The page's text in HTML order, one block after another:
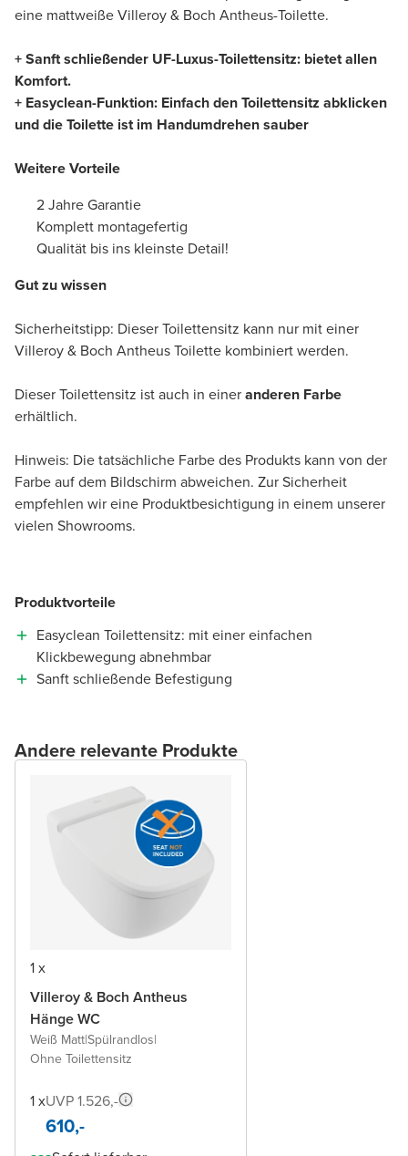
eine mattweiße Villeroy & Boch Antheus-Toilette.
+ Sanft schließender UF-Luxus-Toilettensitz: bietet allen
Komfort.
+ Easyclean-Funktion: Einfach den Toilettensitz abklicken
und die Toilette ist im Handumdrehen sauber
Weitere Vorteile
2 Jahre Garantie
Komplett montagefertig
Qualität bis ins kleinste Detail!
Gut zu wissen
Sicherheitstipp: Dieser Toilettensitz kann nur mit einer
Villeroy & Boch Antheus Toilette kombiniert werden.
Dieser Toilettensitz ist auch in eineranderen Farbe
erhältlich.
Hinweis: Die tatsächliche Farbe des Produkts kann von der
Farbe auf dem Bildschirm abweichen. Zur Sicherheit
empfehlen wir eine Produktbesichtigung in einem unserer
vielen Showrooms.
Produktvorteile
Easyclean Toilettensitz: mit einer einfachen
Klickbewegung abnehmbar
Sanft schließende Befestigung
Andere relevante Produkte
1 x
Villeroy & Boch Antheus
Hänge WC
Weiß Matt|Spülrandlos|
Ohne Toilettensitz
1 xUVP 1.526,-
610,-